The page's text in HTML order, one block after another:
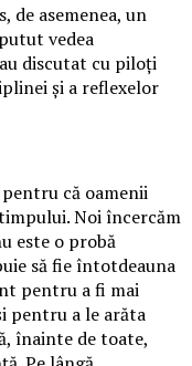
de asemenea, un
vedea
discutat cu piloți
și a reflexelor
că oamenii
Noi încercăm
este o probă
să fie întotdeauna
pentru a fi mai
pentru a le arăta
înainte de toate,